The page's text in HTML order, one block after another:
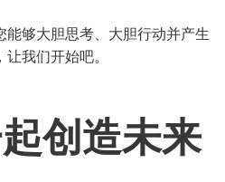
够大胆思考、大胆行动并产生
我们开始吧。
创造未来